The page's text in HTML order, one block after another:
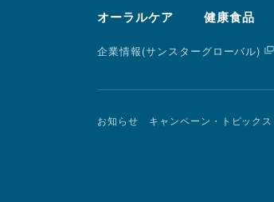
オーラルケア 健康食品
企業情報(サンスターグローバル)
お知らせ キャンペーン・トピックス